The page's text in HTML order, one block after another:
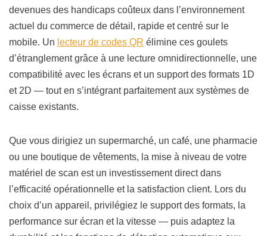
devenues des handicaps coûteux dans l’environnement
actuel du commerce de détail, rapide et centré sur le
mobile. Un lecteur de codes QR élimine ces goulets
d’étranglement grâce à une lecture omnidirectionnelle, une
compatibilité avec les écrans et un support des formats 1D
et 2D — tout en s’intégrant parfaitement aux systèmes de
caisse existants.
Que vous dirigiez un supermarché, un café, une pharmacie
ou une boutique de vêtements, la mise à niveau de votre
matériel de scan est un investissement direct dans
l’efficacité opérationnelle et la satisfaction client. Lors du
choix d’un appareil, privilégiez le support des formats, la
performance sur écran et la vitesse — puis adaptez la